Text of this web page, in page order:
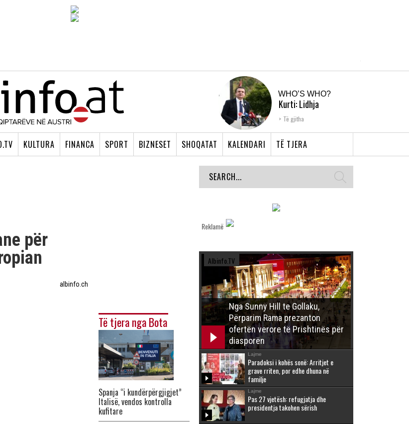
WHO’S WHO?
Kurti: Lidhja
Shqiptare e Prizrenit,
Të gjitha
KULTURA FINANCA SPORT BIZNESET SHOQATAT KALENDARI TË TJERA
për
albinfo.ch
Të tjera nga Bota
Spanja “i kundërpërgjigjet”
Italisë, vendos kontrolla
kufitare
Reklamë
Albinfo.TV
Nga Sunny Hill te Gollaku,
Përparim Rama prezanton
ofertën verore të Prishtinës për
diasporën
Lajme
Paradoksi i kohës sonë: Arritjet e
grave rriten, por edhe dhuna në
familje
Lajme
Pas 27 vjetësh: refugjatja dhe
presidentja takohen sërish